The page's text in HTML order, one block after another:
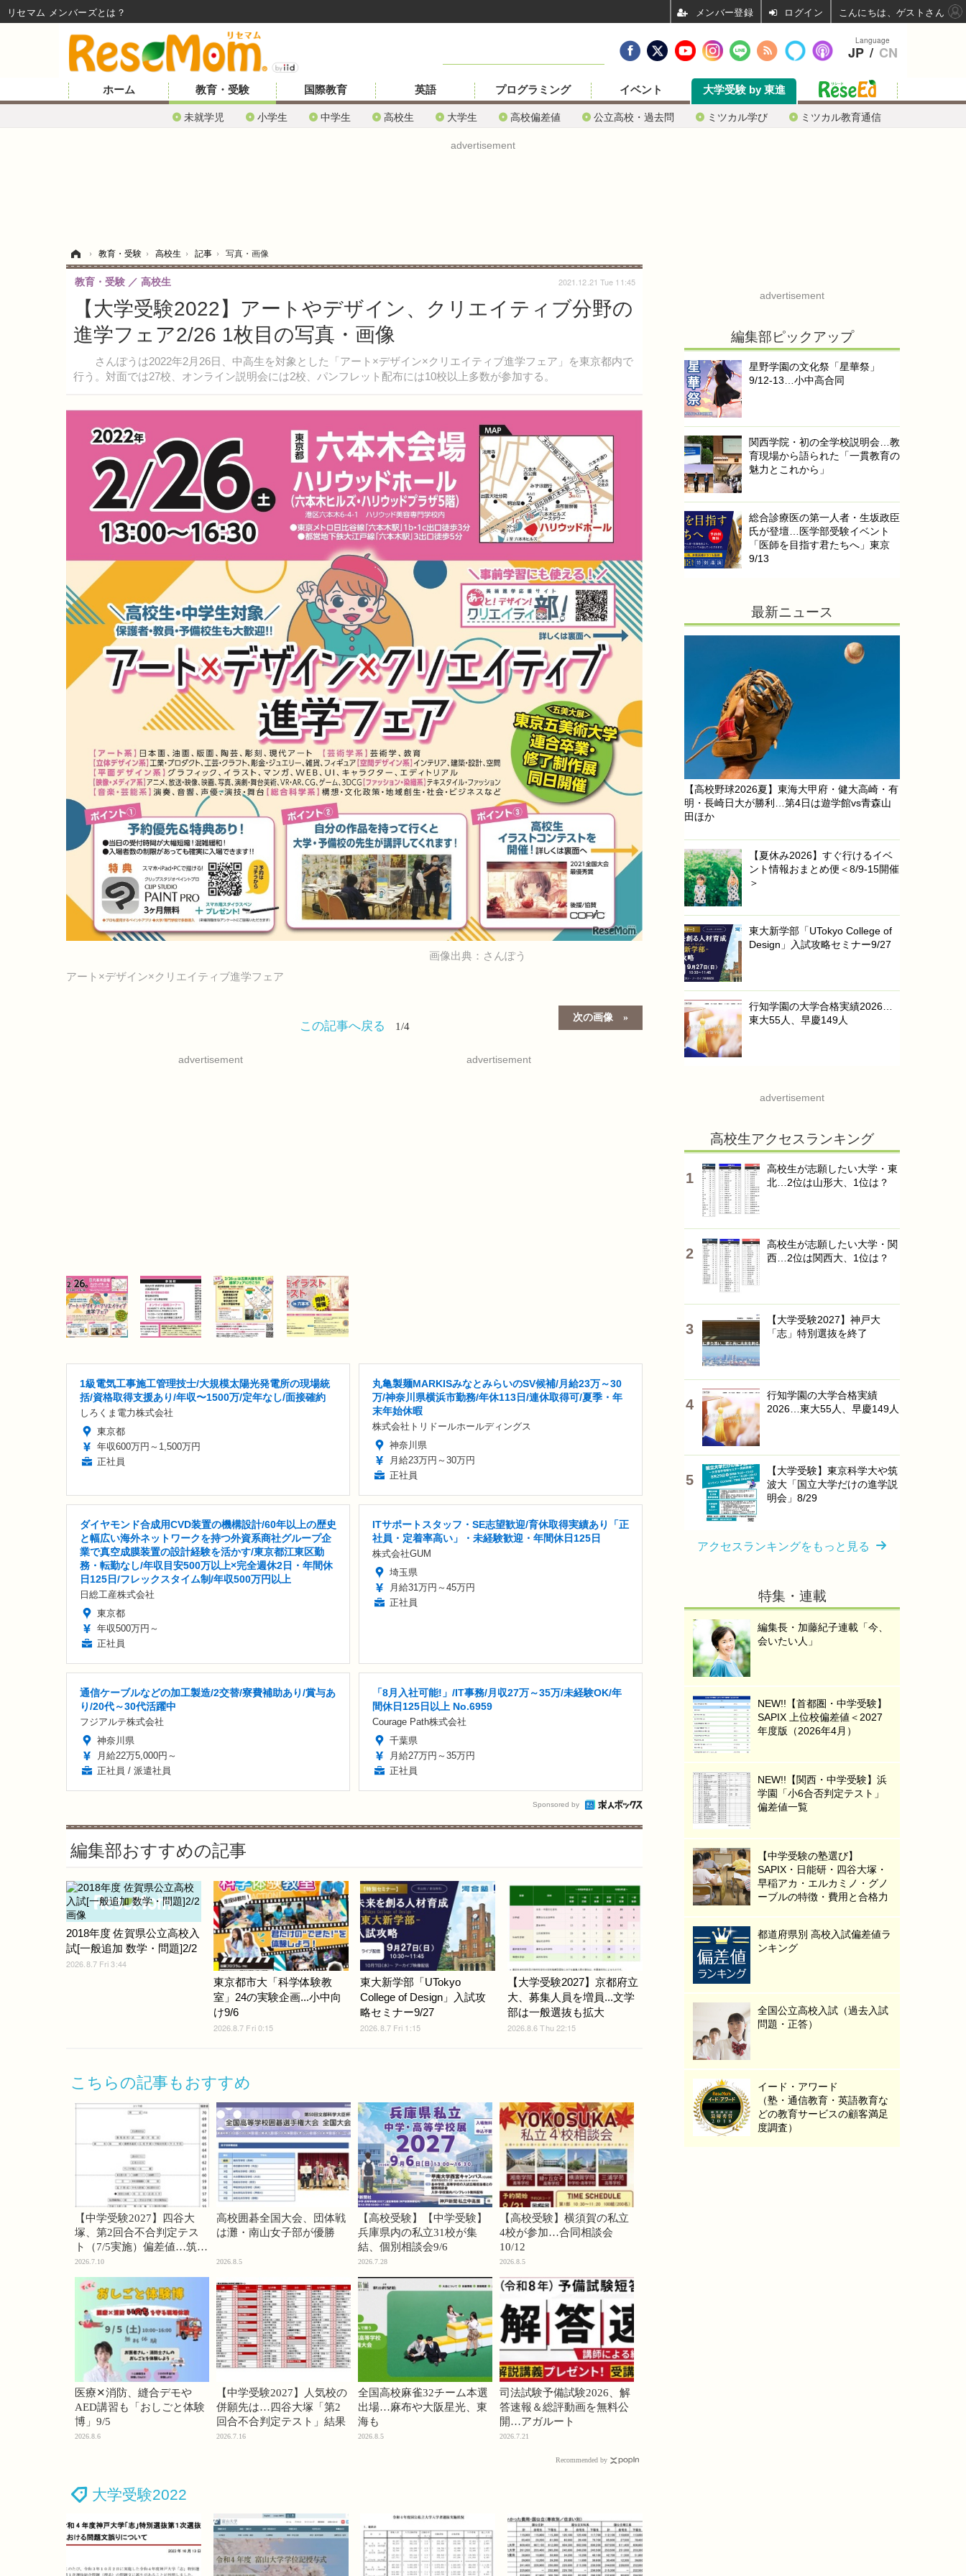
ホーム 教育・受験
未就学児 小学生 中学生 高校生 大学生 高校偏差値 公立高校・過去問 ミツカル学び ミツカル教育通信
国際教育 英語 プログラミング イベント 大学受験 by 東進
advertisement
› 教育・受験 › 高校生 › 記事 › 写真・画像
【大学受験2022】アートやデザイン、クリエイティブ分野の
進学フェア2/26 1枚目の写真・画像
さんぽうは2022年2月26日、中高生を対象とした「アート×デザイン×クリエイティブ進学フェア」を東京都内で
行う。対面では27校、オンライン説明会には2校、パンフレット配布には10校以上多数が参加する。
教育・受験 高校生 2021.12.21 Tue 11:45
画像出典：さんぽう
アート×デザイン×クリエイティブ進学フェア
次の画像
この記事へ戻る 1/4
advertisement advertisement
1級電気工事施工管理技士/大規模太陽光発電所の現場統
括/資格取得支援あり/年収〜1500万/定年なし/面接確約
しろくま電力株式会社
東京都
年収600万円～1,500万円
正社員
丸亀製麺MARKISみなとみらいのSV候補/月給23万～30
万/神奈川県横浜市勤務/年休113日/連休取得可/夏季・年
末年始休暇
株式会社トリドールホールディングス
神奈川県
月給23万円～30万円
正社員
ダイヤモンド合成用CVD装置の機構設計/60年以上の歴史
と幅広い海外ネットワークを持つ外資系商社グループ企
業で真空成膜装置の設計経験を活かす/東京都江東区勤
務・転勤なし/年収目安500万以上×完全週休2日・年間休
日125日/フレックスタイム制/年収500万円以上
日総工産株式会社
東京都
年収500万円～
正社員
ITサポートスタッフ・SE志望歓迎/育休取得実績あり「正
社員・定着率高い」・未経験歓迎・年間休日125日
株式会社GUM
埼玉県
月給31万円～45万円
正社員
通信ケーブルなどの加工製造/2交替/寮費補助あり/賞与あ
り/20代～30代活躍中
フジアルテ株式会社
神奈川県
月給22万5,000円～
正社員 / 派遣社員
「8月入社可能!」/IT事務/月収27万～35万/未経験OK/年
間休日125日以上 No.6959
Courage Path株式会社
千葉県
月給27万円～35万円
正社員
Sponsored by
編集部おすすめの記事
2018年度 佐賀県公立高校入
試[一般追加 数学・問題]2/2
2026.8.7 Fri 3:44
東京都市大「科学体験教
室」24の実験企画...小中向
け9/6
2026.8.7 Fri 0:15
東大新学部「UTokyo
College of Design」入試攻
略セミナー9/27
2026.8.7 Fri 1:15
【大学受験2027】京都府立
大、募集人員を増員...文学
部は一般選抜も拡大
2026.8.6 Thu 22:15
こちらの記事もおすすめ
【中学受験2027】四谷大
塚、第2回合不合判定テス
ト（7/5実施）偏差値…筑駒
74・桜蔭70＜PR＞
2026.7.10
高校囲碁全国大会、団体戦
は灘・南山女子部が優勝
2026.8.5
【高校受験】【中学受験】
兵庫県内の私立31校が集
結、個別相談会9/6
2026.7.28
【高校受験】横須賀の私立
4校が参加…合同相談会
10/12
2026.8.5
医療✕消防、縫合デモや
AED講習も「おしごと体験
博」9/5
2026.8.6
【中学受験2027】人気校の
併願先は…四谷大塚「第2
回合不合判定テスト」結果
2026.7.16
全国高校麻雀32チーム本選
出場…麻布や大阪星光、東
海も
2026.8.5
司法試験予備試験2026、解
答速報＆総評動画を無料公
開…アガルート
2026.7.21
Recommended by
大学受験2022
advertisement
編集部ピックアップ
星野学園の文化祭「星華祭」
9/12-13…小中高合同
関西学院・初の全学校説明会…教
育現場から語られた「一貫教育の
魅力とこれから」
総合診療医の第一人者・生坂政臣
氏が登壇…医学部受験イベント
「医師を目指す君たちへ」東京
9/13
最新ニュース
【高校野球2026夏】東海大甲府・健大高崎・有
明・長崎日大が勝利…第4日は遊学館vs青森山
田ほか
【夏休み2026】すぐ行けるイベ
ント情報おまとめ便＜8/9-15開催
＞
東大新学部「UTokyo College of
Design」入試攻略セミナー9/27
行知学園の大学合格実績2026…
東大55人、早慶149人
advertisement
高校生アクセスランキング
高校生が志願したい大学・東
北…2位は山形大、1位は？
高校生が志願したい大学・関
西…2位は関西大、1位は？
【大学受験2027】神戸大
「志」特別選抜を終了
行知学園の大学合格実績
2026…東大55人、早慶149人
【大学受験】東京科学大や筑
波大「国立大学だけの進学説
明会」8/29
アクセスランキングをもっと見る
特集・連載
編集長・加藤紀子連載「今、
会いたい人」
NEW!!【首都圏・中学受験】
SAPIX 上位校偏差値＜2027
年度版（2026年4月）
NEW!!【関西・中学受験】浜
学園「小6合否判定テスト」
偏差値一覧
【中学受験の塾選び】
SAPIX・日能研・四谷大塚・
早稲アカ・エルカミノ・グノ
ーブルの特徴・費用と合格力
都道府県別 高校入試偏差値ラ
ンキング
全国公立高校入試（過去入試
問題・正答）
イード・アワード
（塾・通信教育・英語教育な
どの教育サービスの顧客満足
度調査）
Language
JP / CN
リセマム メンバーズ ログイン こんにちは、ゲストさん